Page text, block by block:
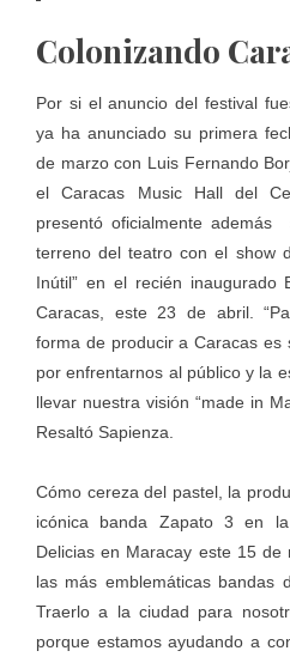
Colonizando
Por si el anuncio del festival
ya ha anunciado su primera
de marzo con Luis Fernando
el Caracas Music Hall del
presentó oficialmente
terreno del teatro con el show
Inútil” en el recién inaugurado
Caracas, este 23 de abril.
forma de producir a Caracas es
por enfrentarnos al público y la
llevar nuestra visión “made in
Resaltó Sapienza.
Cómo cereza del pastel, la
icónica banda Zapato 3 en
Delicias en Maracay este 15 de
las más emblemáticas bandas
Traerlo a la ciudad para
porque estamos ayudando a